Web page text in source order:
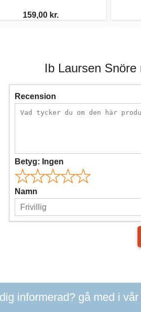
159,00 kr.
Ib Laursen
Recension
Betyg: Ingen
Namn
informerad? gå med i